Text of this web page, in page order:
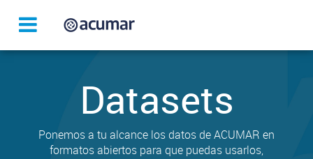
Datasets
Ponemos a tu alcance los datos de ACUMAR en
formatos abiertos para que puedas usarlos,